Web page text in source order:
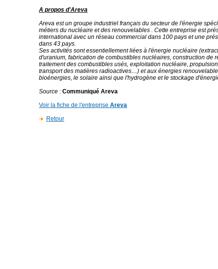
A propos d'Areva
Areva est un groupe industriel français du secteur de l'énergie
métiers du nucléaire et des renouvelables . Cette entreprise est
international avec un réseau commercial dans 100 pays et une
dans 43 pays.
Ses activités sont essentiellement liées à l'énergie nucléaire
d'uranium, fabrication de combustibles nucléaires, construction de
traitement des combustibles usés, exploitation nucléaire,
transport des matières radioactives…) et aux énergies
bioénergies, le solaire ainsi que l'hydrogène et le stockage
Source : Communiqué Areva
Voir la fiche de l'entreprise Areva
Retour